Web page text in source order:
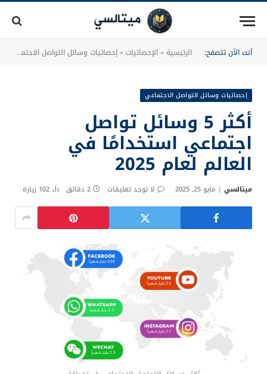
أنت الآن تتصفح: الرئيسية»الإحصائيات»إحصائيات وسائل التواصل الاجتماعي
إحصائيات وسائل التواصل الاجتماعي
أكثر 5 وسائل تواصل
اجتماعي استخدامًا في
العالم لعام 2025
ميتالسي مايو 25, 2025 لا توجد تعليقات 2 دقائق 102 زيارة